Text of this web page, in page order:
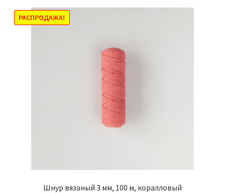
Шнур вязаный 3 мм, 100 м, коралловый
РАСПРОДАЖА!